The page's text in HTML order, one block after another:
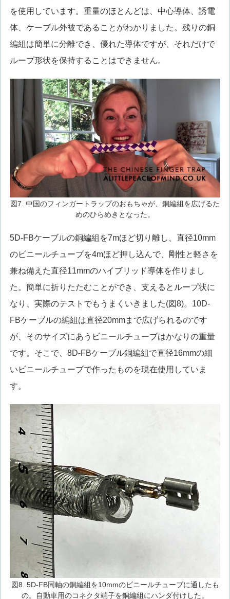
を使用しています。重量のほとんどは、中心導体、誘電
体、ケーブル外被であることがわかりました。残りの銅
編組は簡単に分離でき、優れた導体ですが、それだけで
ループ形状を保持することはできません。
図7. 中国のフィンガートラップのおもちゃが、銅編組を広げるた
めのひらめきとなった。
5D-FBケーブルの銅編組を7mほど切り離し、直径10mm
のビニールチューブを4mほど押し込んで、剛性と軽さを
兼ね備えた直径11mmのハイブリッド導体を作りまし
た。簡単に折りたたむことができ、支えるとループ状に
なり、実際のテストでもうまくいきました(図8)。10D-
FBケーブルの編組は直径20mmまで広げられるのです
が、そのサイズにあうビニールチューブはかなりの重量
です。そこで、8D-FBケーブル銅編組で直径16mmの細
いビニールチューブで作ったものを現在使用していま
す。
図8. 5D-FB同軸の銅編組を10mmのビニールチューブに通したも
の。自動車用のコネクタ端子を銅編組にハンダ付けした。